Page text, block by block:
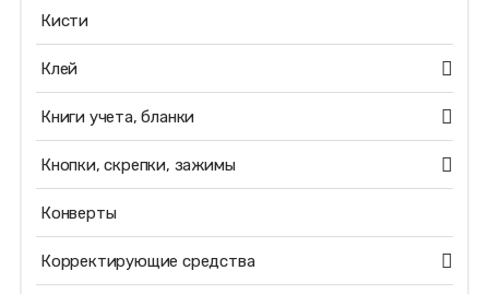
Кисти
Клей
Книги учета, бланки
Кнопки, скрепки, зажимы
Конверты
Корректирующие средства